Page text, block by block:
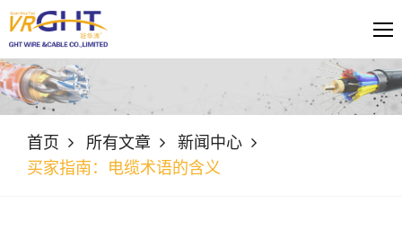
首页 所有文章
新闻中心
买家指南：电缆术语的含义